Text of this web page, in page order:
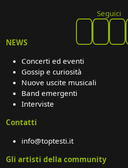
Seguici
NEWS
Concerti ed eventi
Gossip e curiosità
Nuove uscite musicali
Band emergenti
Interviste
Contatti
info@toptesti.it
Gli artisti della community